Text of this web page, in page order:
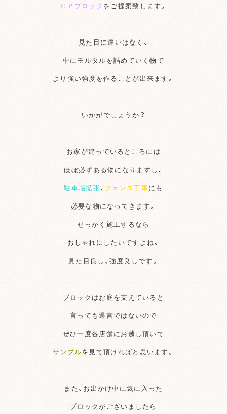
ＣＰブロック をご提案致します。
見た目に違いはなく、
中にモルタルを詰めていく物で
より強い強度を作ることが出来ます。
いかがでしょうか？
お家が建っているところには
ほぼ必ずある物になりますし、
駐車場拡張、 フェンス工事にも
必要な物になってきます。
せっかく施工するなら
おしゃれにしたいですよね。
見た目良し、強度良しです。
ブロックはお庭を支えていると
言っても過言ではないので
ぜひ一度各店舗にお越し頂いて
サンプルを見て頂ければと思います。
また、お出かけ中に気に入った
ブロックがございましたら